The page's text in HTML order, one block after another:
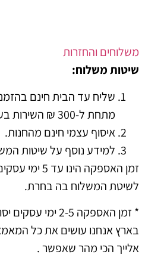
והחזרות
משלוח:
מתחת ל-300 ₪ השירות בעלות של ₪30.
איסוף עצמי חינם מהחנות.
למידע נוסף על שיטות המשלוח,
זמן האספקה הינו עד 5
המשלוח בה בחרת.
* זמן האספקה 2-5 ימי עסקים
עושים את כל המאמצים
הכי מהר שאפשר .